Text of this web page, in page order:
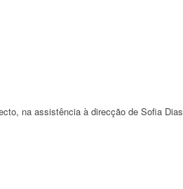
na assistência à direcção de Sofia Dias